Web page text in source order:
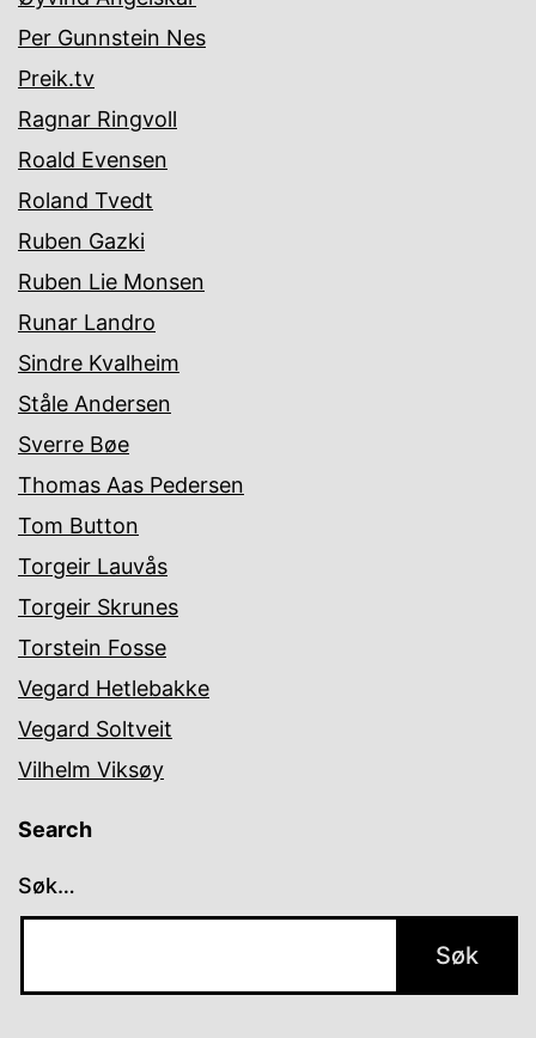
Per Gunnstein Nes
Preik.tv
Ragnar Ringvoll
Roald Evensen
Roland Tvedt
Ruben Gazki
Ruben Lie Monsen
Runar Landro
Sindre Kvalheim
Ståle Andersen
Sverre Bøe
Thomas Aas Pedersen
Tom Button
Torgeir Lauvås
Torgeir Skrunes
Torstein Fosse
Vegard Hetlebakke
Vegard Soltveit
Vilhelm Viksøy
Search
Søk…